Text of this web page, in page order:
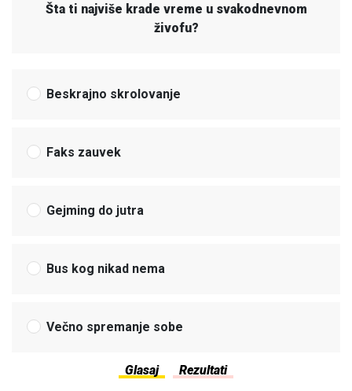
Šta ti najviše krade vreme u svakodnevnom
živofu?
Beskrajno skrolovanje
Faks zauvek
Gejming do jutra
Bus kog nikad nema
Večno spremanje sobe